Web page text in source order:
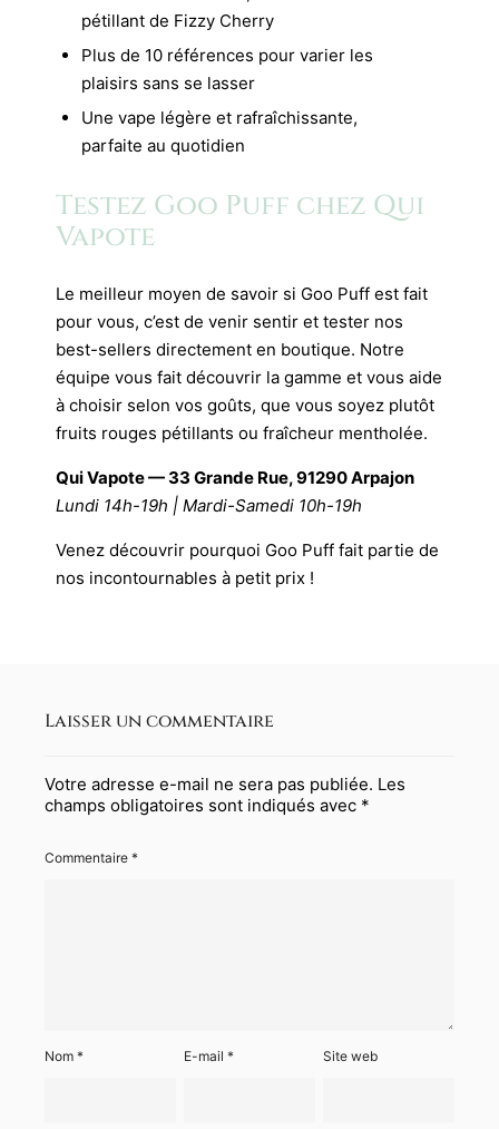
pétillant de Fizzy Cherry
Plus de 10 références pour varier les
plaisirs sans se lasser
Une vape légère et rafraîchissante,
parfaite au quotidien
Testez Goo Puff chez Qui
Vapote
Le meilleur moyen de savoir si Goo Puff est fait
pour vous, c’est de venir sentir et tester nos
best-sellers directement en boutique. Notre
équipe vous fait découvrir la gamme et vous aide
à choisir selon vos goûts, que vous soyez plutôt
fruits rouges pétillants ou fraîcheur mentholée.
Qui Vapote — 33 Grande Rue, 91290 Arpajon
Lundi 14h-19h | Mardi-Samedi 10h-19h
Venez découvrir pourquoi Goo Puff fait partie de
nos incontournables à petit prix !
Laisser un commentaire
Votre adresse e-mail ne sera pas publiée. Les
champs obligatoires sont indiqués avec *
Commentaire *
Nom * E-mail* Site web